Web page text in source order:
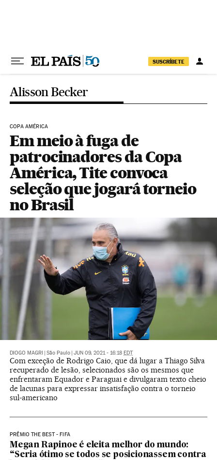
SUSCRÍBETE
Alisson Becker
COPA AMÉRICA
Em meio à fuga de
patrocinadores da Copa
América, Tite convoca
seleção que jogará torneio
no Brasil
DIOGO MAGRI São Paulo JUN 09, 2021 - 16:18 EDT
Com exceção de Rodrigo Caio, que dá lugar a Thiago Silva
recuperado de lesão, selecionados são os mesmos que
enfrentaram Equador e Paraguai e divulgaram texto cheio
de lacunas para expressar insatisfação contra o torneio
sul-americano
PRÊMIO THE BEST - FIFA
Megan Rapinoe é eleita melhor do mundo:
“Seria ótimo se todos se posicionassem contra